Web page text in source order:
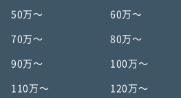
50万〜 60万〜
70万〜 80万〜
90万〜 100万〜
110万〜 120万〜